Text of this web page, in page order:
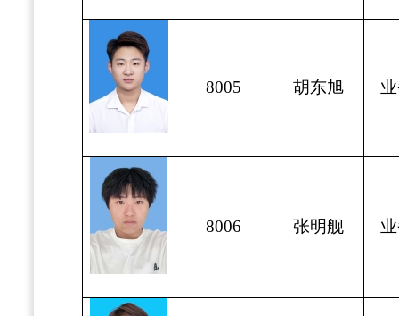
8005 胡东旭
8006 张明舰